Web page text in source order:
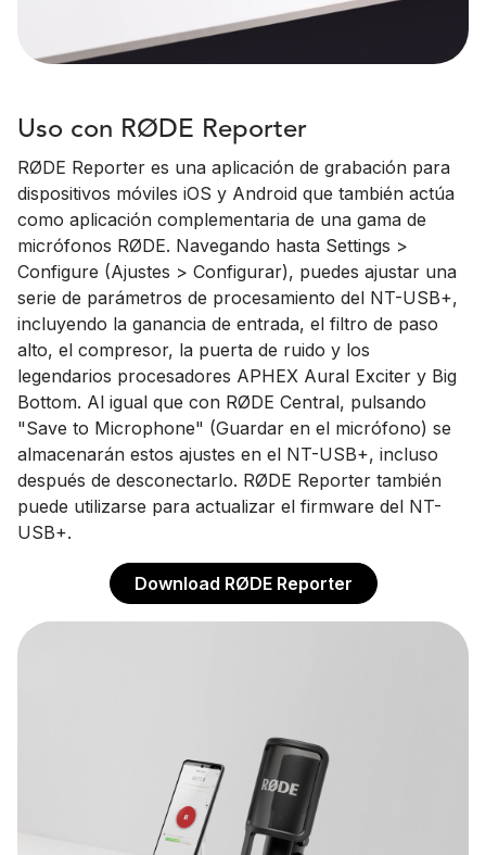
Uso con RØDE Reporter
RØDE Reporter es una aplicación de grabación para
dispositivos móviles iOS y Android que también actúa
como aplicación complementaria de una gama de
micrófonos RØDE. Navegando hasta Settings >
Configure (Ajustes > Configurar), puedes ajustar una
serie de parámetros de procesamiento del NT-USB+,
incluyendo la ganancia de entrada, el filtro de paso
alto, el compresor, la puerta de ruido y los
legendarios procesadores APHEX Aural Exciter y Big
Bottom. Al igual que con RØDE Central, pulsando
"Save to Microphone" (Guardar en el micrófono) se
almacenarán estos ajustes en el NT-USB+, incluso
después de desconectarlo. RØDE Reporter también
puede utilizarse para actualizar el firmware del NT-
USB+.
Download RØDE Reporter